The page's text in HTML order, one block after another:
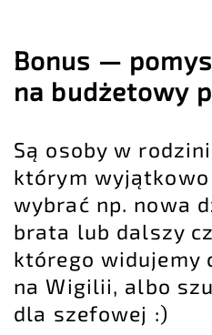
Bonus —
na budżetowy
Są osoby w
którym wyjątkowo
wybrać np. nowa
brata lub dalszy
którego widujemy
na Wigilii, albo
dla szefowej :)